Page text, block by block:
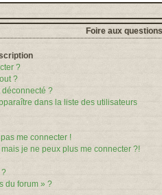
Foire aux
?
?
déconnecté ?
dans la liste des utilisateurs
me connecter !
je ne peux plus me connecter ?!
?
du forum » ?